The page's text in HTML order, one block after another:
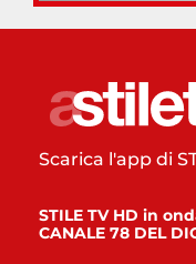
Scarica l'app di
STILE TV HD in
CANALE 78 DEL